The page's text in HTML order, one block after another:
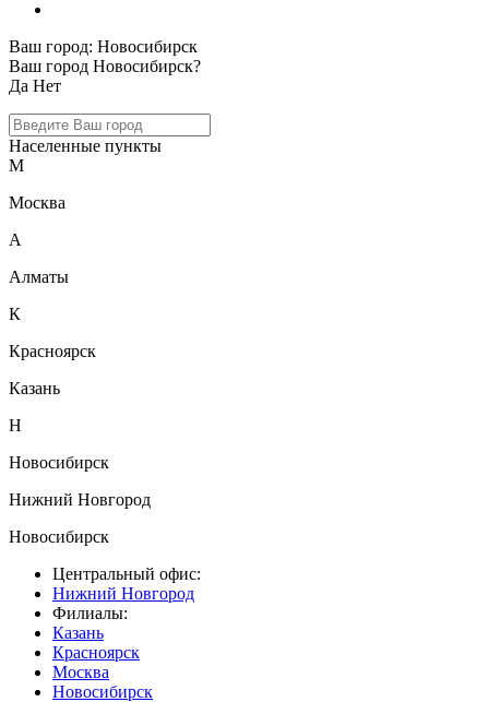
Ваш город: Новосибирск
Ваш город Новосибирск?
Да Нет
Населенные пункты
М
Москва
А
Алматы
К
Красноярск
Казань
Н
Новосибирск
Нижний Новгород
Новосибирск
Центральный офис:
Нижний Новгород
Филиалы:
Казань
Красноярск
Москва
Новосибирск